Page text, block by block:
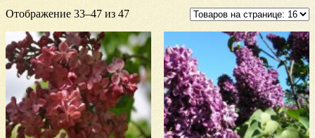
Отображение 33–47 из 47